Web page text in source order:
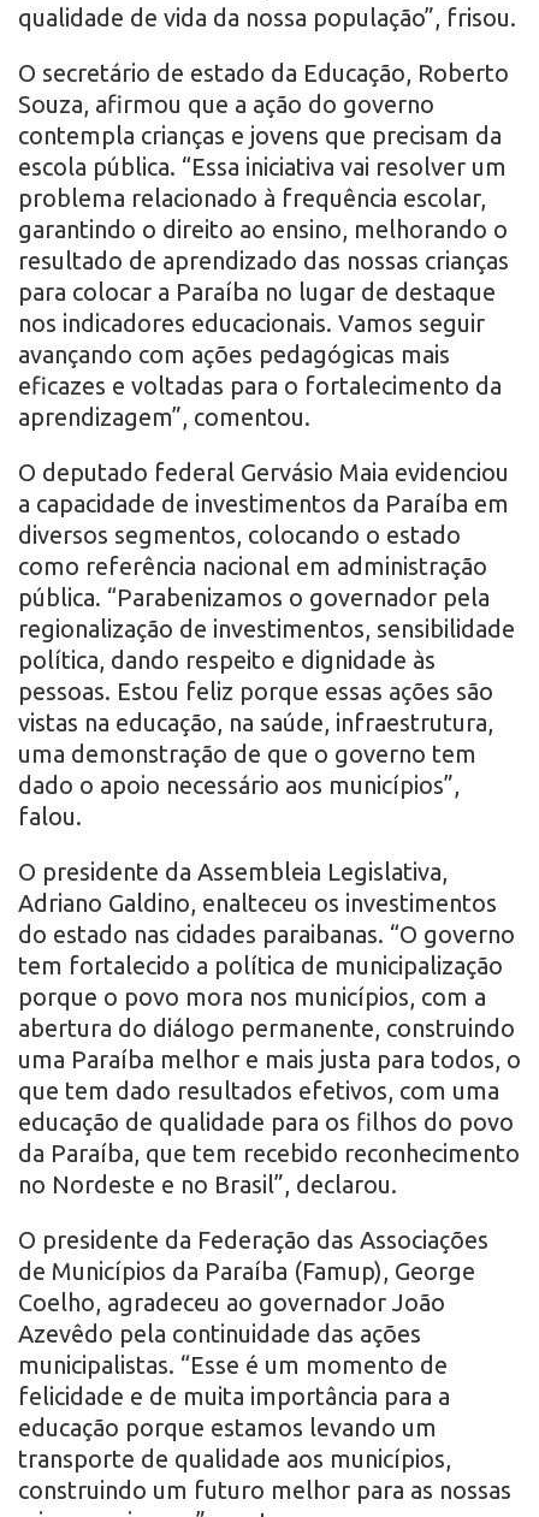
qualidade de vida da nossa população”, frisou.
O secretário de estado da Educação, Roberto
Souza, afirmou que a ação do governo
contempla crianças e jovens que precisam da
escola pública. “Essa iniciativa vai resolver um
problema relacionado à frequência escolar,
garantindo o direito ao ensino, melhorando o
resultado de aprendizado das nossas crianças
para colocar a Paraíba no lugar de destaque
nos indicadores educacionais. Vamos seguir
avançando com ações pedagógicas mais
eficazes e voltadas para o fortalecimento da
aprendizagem”, comentou.
O deputado federal Gervásio Maia evidenciou
a capacidade de investimentos da Paraíba em
diversos segmentos, colocando o estado
como referência nacional em administração
pública. “Parabenizamos o governador pela
regionalização de investimentos, sensibilidade
política, dando respeito e dignidade às
pessoas. Estou feliz porque essas ações são
vistas na educação, na saúde, infraestrutura,
uma demonstração de que o governo tem
dado o apoio necessário aos municípios”,
falou.
O presidente da Assembleia Legislativa,
Adriano Galdino, enalteceu os investimentos
do estado nas cidades paraibanas. “O governo
tem fortalecido a política de municipalização
porque o povo mora nos municípios, com a
abertura do diálogo permanente, construindo
uma Paraíba melhor e mais justa para todos, o
que tem dado resultados efetivos, com uma
educação de qualidade para os filhos do povo
da Paraíba, que tem recebido reconhecimento
no Nordeste e no Brasil”, declarou.
O presidente da Federação das Associações
de Municípios da Paraíba (Famup), George
Coelho, agradeceu ao governador João
Azevêdo pela continuidade das ações
municipalistas. “Esse é um momento de
felicidade e de muita importância para a
educação porque estamos levando um
transporte de qualidade aos municípios,
construindo um futuro melhor para as nossas